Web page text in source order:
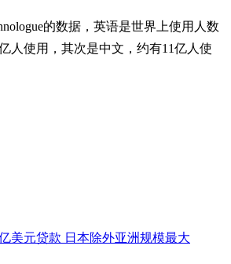
的数据，英语是世界上使用人数
人使用，其次是中文，约有11亿人使
美元贷款 日本除外亚洲规模最大